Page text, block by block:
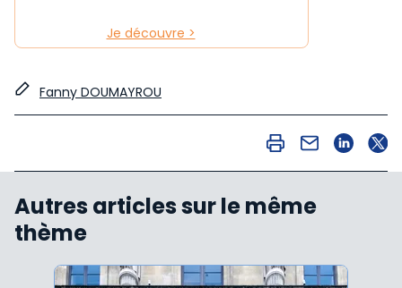
Je découvre >
Fanny DOUMAYROU
Autres articles sur le même
thème